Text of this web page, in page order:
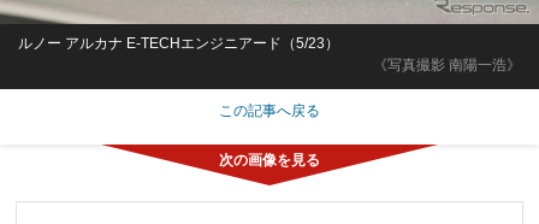
《写真撮影 南陽一浩》
ルノー アルカナ E-TECHエンジニアード（5/23）
この記事へ戻る